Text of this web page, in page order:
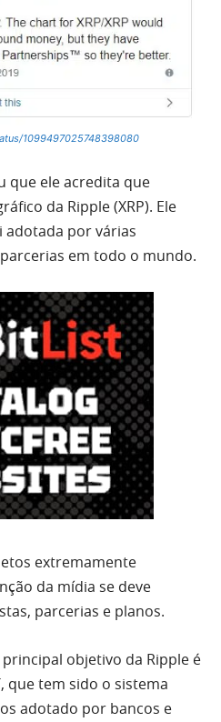
1099497025748398080
que ele acredita que
da Ripple (XRP). Ele
adotada por várias
em todo o mundo.
extremamente
da mídia se deve
parcerias e planos.
objetivo da Ripple é
que tem sido o sistema
adotado por bancos e